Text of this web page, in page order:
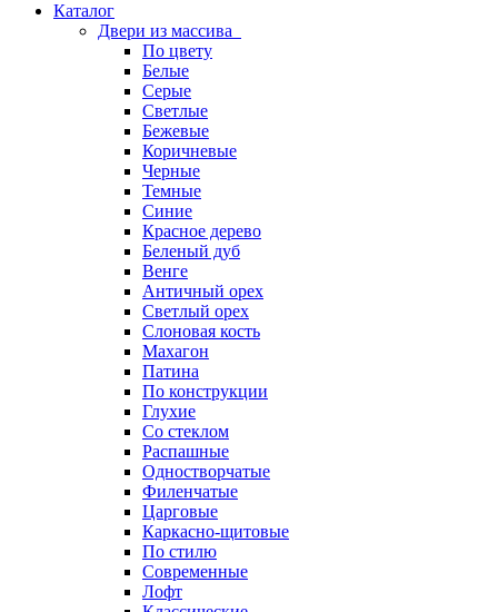
Каталог
Двери из массива
По цвету
Белые
Серые
Светлые
Бежевые
Коричневые
Черные
Темные
Синие
Красное дерево
Беленый дуб
Венге
Античный орех
Светлый орех
Слоновая кость
Махагон
Патина
По конструкции
Глухие
Со стеклом
Распашные
Одностворчатые
Филенчатые
Царговые
Каркасно-щитовые
По стилю
Современные
Лофт